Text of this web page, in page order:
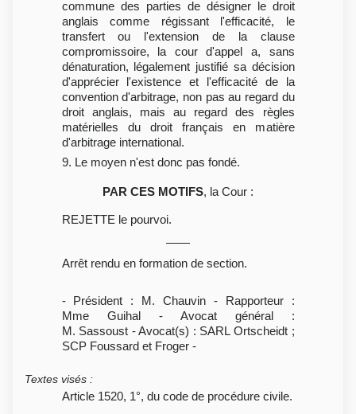
commune des parties de désigner le droit
anglais comme régissant l'efficacité, le
transfert ou l'extension de la clause
compromissoire, la cour d'appel a, sans
dénaturation, légalement justifié sa décision
d'apprécier l'existence et l'efficacité de la
convention d'arbitrage, non pas au regard du
droit anglais, mais au regard des règles
matérielles du droit français en matière
d'arbitrage international.
9. Le moyen n'est donc pas fondé.
PAR CES MOTIFS, la Cour :
REJETTE le pourvoi.
Arrêt rendu en formation de section.
- Président : M. Chauvin - Rapporteur :
Mme Guihal - Avocat général :
M. Sassoust - Avocat(s) : SARL Ortscheidt ;
SCP Foussard et Froger -
Textes visés :
Article 1520, 1°, du code de procédure civile.